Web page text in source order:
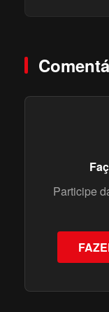
Participe